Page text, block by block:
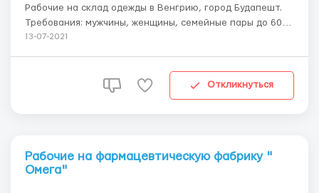
Рабочие на склад одежды в Венгрию, город Будапешт.
Требования: мужчины, женщины, семейные пары до 60
лет; по визе или биометрическому паспорту; желание и
одежды, проверка на брак, поклейка наклеек ...
13-07-2021
Откликнуться
Рабочие на фармацевтическую фабрику "
Омега"